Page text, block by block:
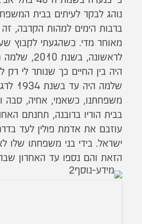
נוהג לבקר לעיתים בבית
ברבות הימים למהות הקרבה,
מאוחר מדי. כשהגעתי לקבוץ
לראשונה, בשנת
היה בין החיים כך שנותר לי רק
שלמה
משפחתנו, כשאמי, אחיה, סבה
בבית הוריו ברובנה, תחנתם
עוזבם את אדמת פולין לעד
ישראל. בידי בני משפחתו שלו
הזאת והם נספו עד האחרון